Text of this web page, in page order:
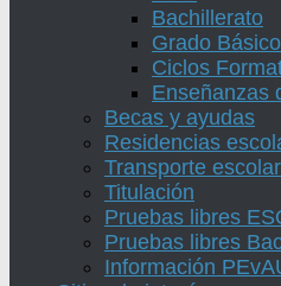
Bachillerato
Grado Básico
Ciclos
Enseñanzas
Becas y ayudas
Residencias
Transporte escolar
Titulación
Pruebas libres
Pruebas libres
Información